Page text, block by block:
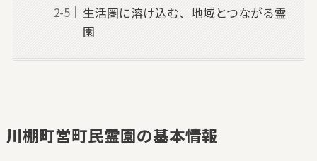
生活圏に溶け込む、地域とつながる霊
園
川棚町営町民霊園の基本情報